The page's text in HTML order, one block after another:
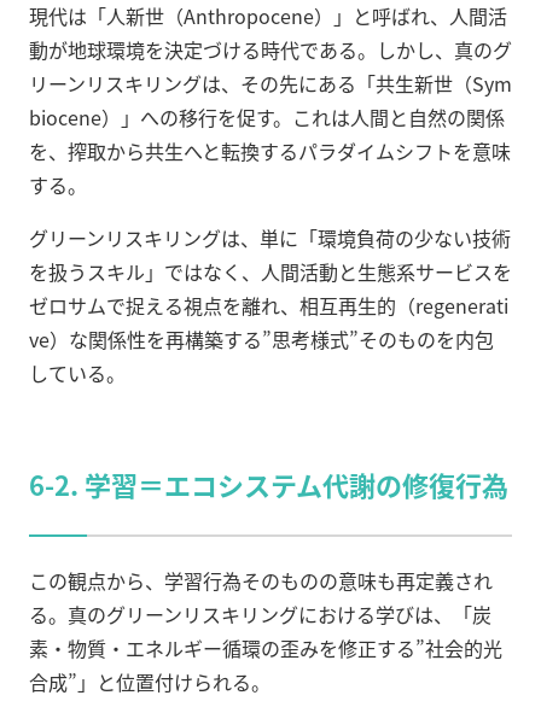
現代は「人新世（Anthropocene）」と呼ばれ、人間活
動が地球環境を決定づける時代である。しかし、真のグ
リーンリスキリングは、その先にある「共生新世（Sym
biocene）」への移行を促す。これは人間と自然の関係
を、搾取から共生へと転換するパラダイムシフトを意味
する。
グリーンリスキリングは、単に「環境負荷の少ない技術
を扱うスキル」ではなく、人間活動と生態系サービスを
ゼロサムで捉える視点を離れ、相互再生的（regenerati
ve）な関係性を再構築する”思考様式”そのものを内包
している。
6-2. 学習＝エコシステム代謝の修復行為
この観点から、学習行為そのものの意味も再定義され
る。真のグリーンリスキリングにおける学びは、「炭
素・物質・エネルギー循環の歪みを修正する”社会的光
合成”」と位置付けられる。